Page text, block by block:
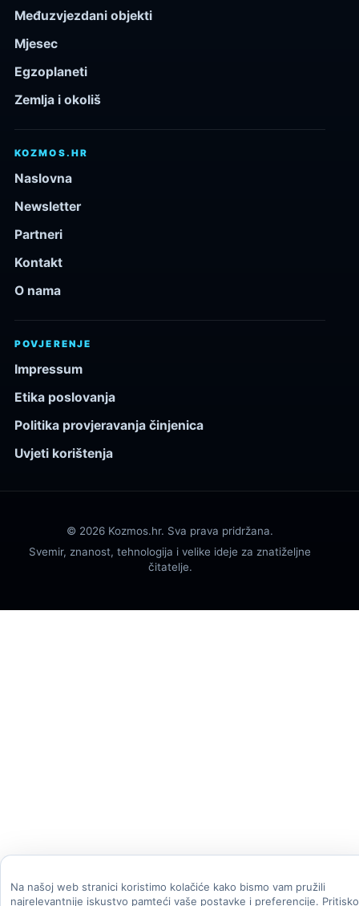
Međuzvjezdani objekti
Mjesec
Egzoplaneti
Zemlja i okoliš
KOZMOS.HR
Naslovna
Newsletter
Partneri
Kontakt
O nama
POVJERENJE
Impressum
Etika poslovanja
Politika provjeravanja činjenica
Uvjeti korištenja
© 2026 Kozmos.hr. Sva prava pridržana.
Svemir, znanost, tehnologija i velike ideje za znatiželjne
čitatelje.
Na našoj web stranici koristimo kolačiće kako bismo vam pružili
najrelevantnije iskustvo pamteći vaše postavke i preferencije.